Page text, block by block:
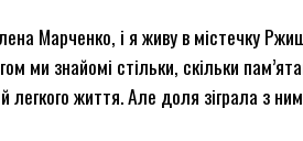
Марченко, і я живу в містечку
ми знайомі стільки, скільки
й легкого життя. Але доля зіграла з